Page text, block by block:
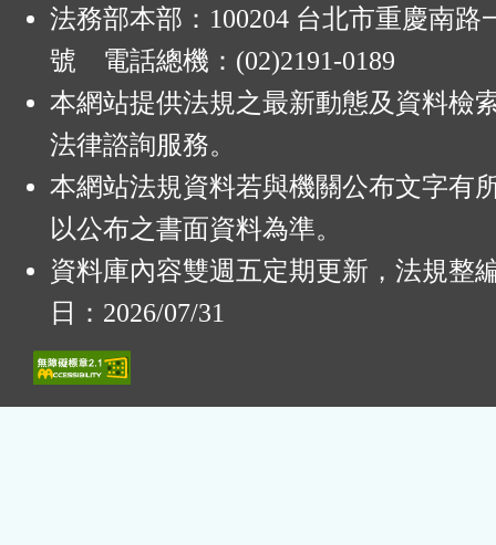
法務部本部：100204 台北市重慶南路
號 電話總機：(02)2191-0189
本網站提供法規之最新動態及資料檢
法律諮詢服務。
本網站法規資料若與機關公布文字有
以公布之書面資料為準。
資料庫內容雙週五定期更新，法規整
日：2026/07/31